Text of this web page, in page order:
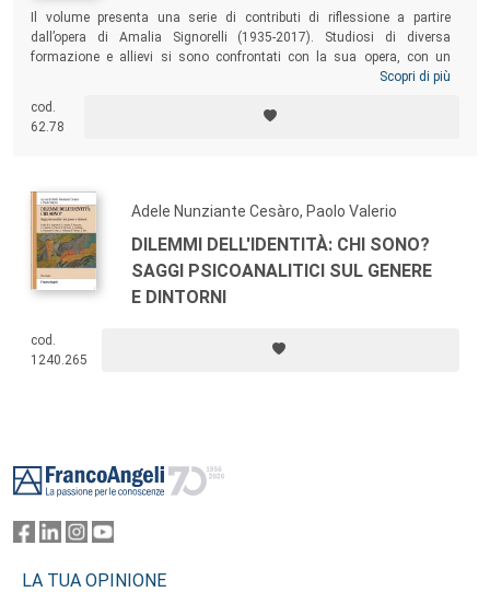
Il volume presenta una serie di contributi di riflessione a partire
dall’opera di Amalia Signorelli (1935-2017). Studiosi di diversa
formazione e allievi si sono confrontati con la sua opera, con un
intento non meramente commemorativo, ma analitico, riflessivo e
antesignana e di cui si è occupata: la città e le specificità culturali
urbane, le migrazioni, la condizione delle donne, le relazioni clientelari
Scopri di più
cod.
62.78
Adele Nunziante Cesàro, Paolo Valerio
DILEMMI DELL'IDENTITÀ: CHI SONO?
SAGGI PSICOANALITICI SUL GENERE
E DINTORNI
cod.
1240.265
LA TUA OPINIONE